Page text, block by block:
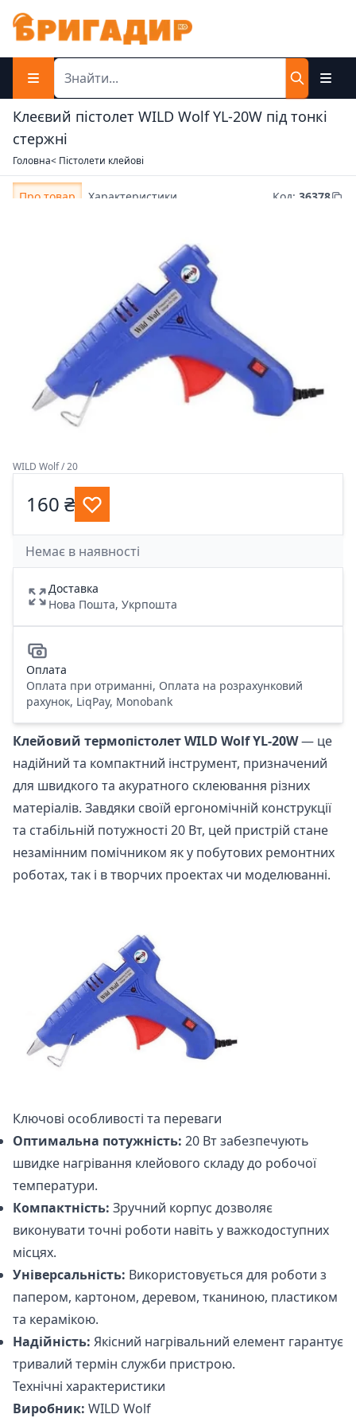
Клеєвий пістолет WILD Wolf YL-20W під тонкі
стержні
Головна< Пістолети клейові
Про товар Характеристики Код: 36378
WILD Wolf / 20
160 ₴
Немає в наявності
Доставка
Нова Пошта, Укрпошта
Оплата
Оплата при отриманні, Оплата на розрахунковий
рахунок, LiqPay, Monobank
Клейовий термопістолет WILD Wolf YL-20W— це
надійний та компактний інструмент, призначений
для швидкого та акуратного склеювання різних
матеріалів. Завдяки своїй ергономічній конструкції
та стабільній потужності 20 Вт, цей пристрій стане
незамінним помічником як у побутових ремонтних
роботах, так і в творчих проектах чи моделюванні.
Ключові особливості та переваги
Оптимальна потужність: 20 Вт забезпечують
швидке нагрівання клейового складу до робочої
температури.
Компактність: Зручний корпус дозволяє
виконувати точні роботи навіть у важкодоступних
місцях.
Універсальність: Використовується для роботи з
папером, картоном, деревом, тканиною, пластиком
та керамікою.
Надійність: Якісний нагрівальний елемент гарантує
тривалий термін служби пристрою.
Технічні характеристики
Виробник: WILD Wolf